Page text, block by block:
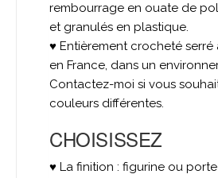
rembourrage en ouate de
et granulés en plastique.
♥ Entièrement crocheté serré
en France, dans un
Contactez-moi si vous
couleurs différentes.
CHOISISSEZ
♥ La finition : figurine ou